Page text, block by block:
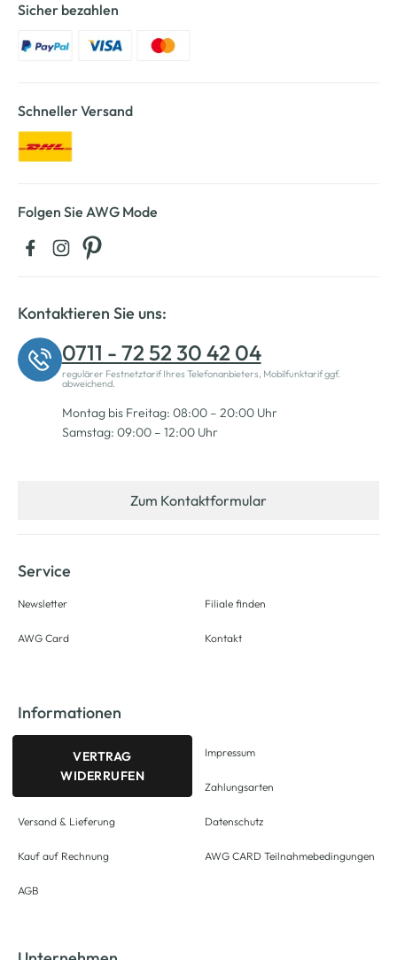
Sicher bezahlen
Schneller Versand
Folgen Sie AWG Mode
Kontaktieren Sie uns:
0711 - 72 52 30 42 04
regulärer Festnetztarif Ihres Telefonanbieters, Mobilfunktarif ggf.
abweichend.
Montag bis Freitag: 08:00 – 20:00 Uhr
Samstag: 09:00 – 12:00 Uhr
Zum Kontaktformular
Service
Newsletter
AWG Card
Filiale finden
Kontakt
Informationen
VERTRAG
WIDERRUFEN
Versand & Lieferung
Kauf auf Rechnung
AGB
Impressum
Zahlungsarten
Datenschutz
AWG CARD Teilnahmebedingungen